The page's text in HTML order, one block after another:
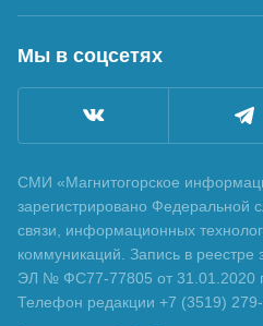
Мы в соцсетях
СМИ «Магнитогорское
зарегистрировано Федеральной
связи, информационных
коммуникаций. Запись в
ЭЛ № ФС77-77805 от 31.01.2020
Телефон редакции +7 (3519)